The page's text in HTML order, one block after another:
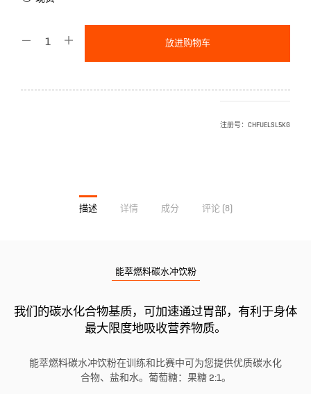
放进购物车
注册号： CHFUELSL5KG
描述 详情 成分 评论 (8)
能萃燃料碳水冲饮粉
我们的碳水化合物基质，可加速通过胃部，有利于身体
最大限度地吸收营养物质。
能萃燃料碳水冲饮粉在训练和比赛中可为您提供优质碳水化
合物、盐和水。葡萄糖：果糖 2:1。